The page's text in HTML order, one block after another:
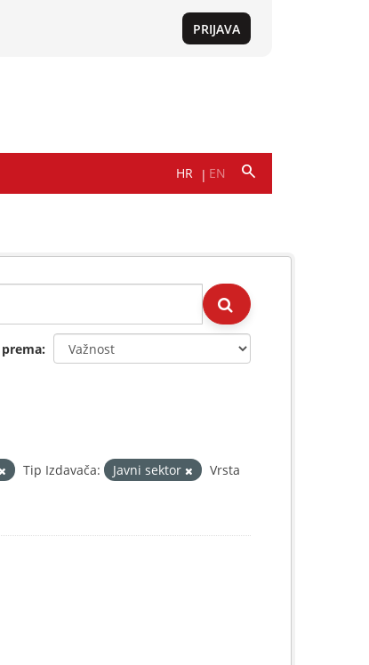
Tip Izdavača: Javni sektor
Vrsta